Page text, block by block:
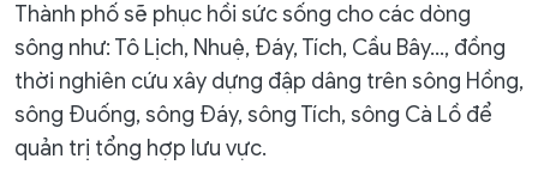
Thành phố sẽ phục hồi sức sống cho các dòng
sông như: Tô Lịch, Nhuệ, Đáy, Tích, Cầu Bây…, đồng
thời nghiên cứu xây dựng đập dâng trên sông Hồng,
sông Đuống, sông Đáy, sông Tích, sông Cà Lồ để
quản trị tổng hợp lưu vực.